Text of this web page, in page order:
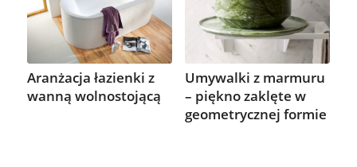
Aranżacja łazienki z
wanną wolnostojącą
Umywalki z marmuru
– piękno zaklęte w
geometrycznej formie